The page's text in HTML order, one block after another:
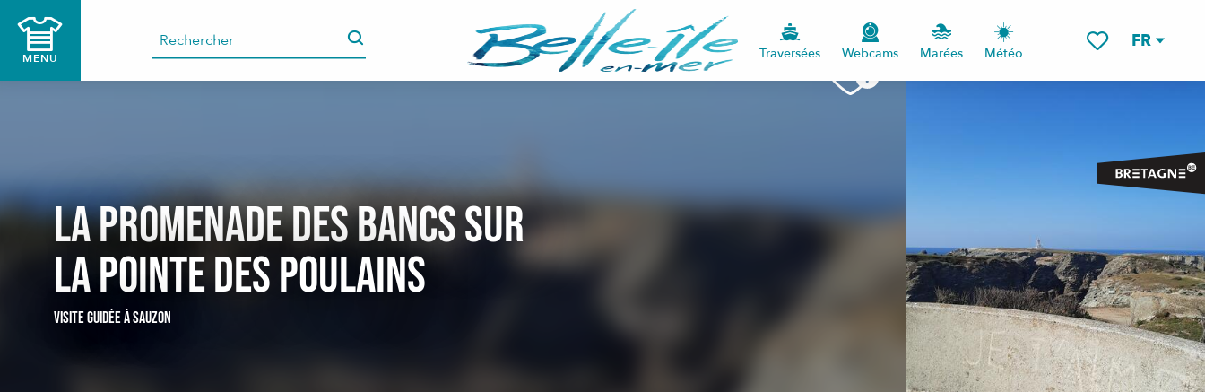
contenu
FR
MENU Traversées Webcams Marées Météo
La promenade des bancs sur
la pointe des Poulains
VISITE GUIDÉEÀ SAUZON